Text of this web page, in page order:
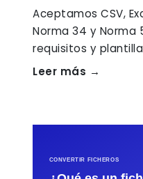
Aceptamos CSV,
Norma 34 y Norma
requisitos y
Leer más →